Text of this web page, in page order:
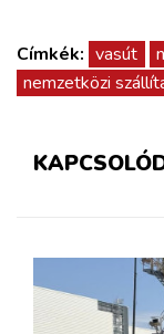
Címkék: vasút
nemzetközi